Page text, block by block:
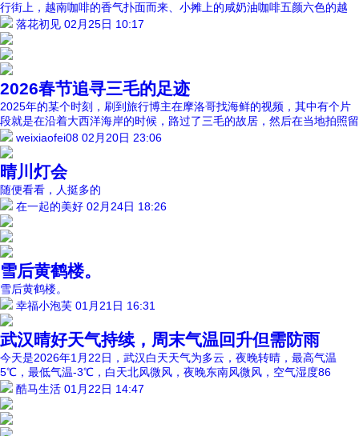
行街上，越南咖啡的香气扑面而来、小摊上的咸奶油咖啡五颜六色的越
落花初见 02月25日 10:17
2026春节追寻三毛的足迹
2025年的某个时刻，刷到旅行博主在摩洛哥找海鲜的视频，其中有个片
段就是在沿着大西洋海岸的时候，路过了三毛的故居，然后在当地拍照留
weixiaofei08 02月20日 23:06
晴川灯会
随便看看，人挺多的
在一起的美好 02月24日 18:26
雪后黄鹤楼。
雪后黄鹤楼。
幸福小泡芙 01月21日 16:31
武汉晴好天气持续，周末气温回升但需防雨
今天是2026年1月22日，武汉白天天气为多云，夜晚转晴，最高气温
5℃，最低气温-3℃，白天北风微风，夜晚东南风微风，空气湿度86
酷马生活 01月22日 14:47